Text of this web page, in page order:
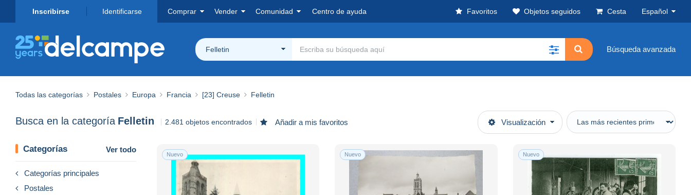
Inscribirse Identificarse Comprar Vender Comunidad Centro de ayuda Favoritos Objetos seguidos Cesta Español
Felletin Búsqueda avanzada
Todas las categorías Postales Europa Francia [23] Creuse Felletin
Busca en la categoría Felletin 2.481 objetos encontrados Añadir a mis favoritos Visualización
Categorías Ver todo
Categorías principales
Postales
Nuevo Nuevo Nuevo